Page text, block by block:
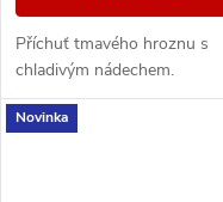
Příchuť tmavého hroznu s
chladivým nádechem.
Novinka